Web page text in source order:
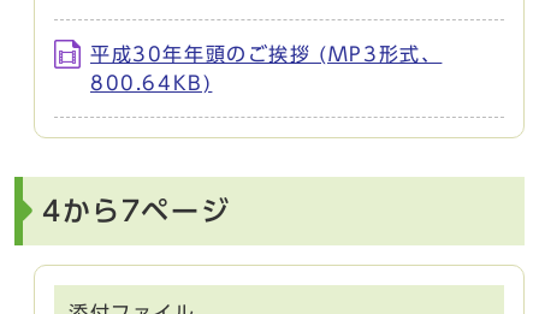
平成30年年頭のご挨拶 (MP3形式、
800.64KB)
4から7ページ